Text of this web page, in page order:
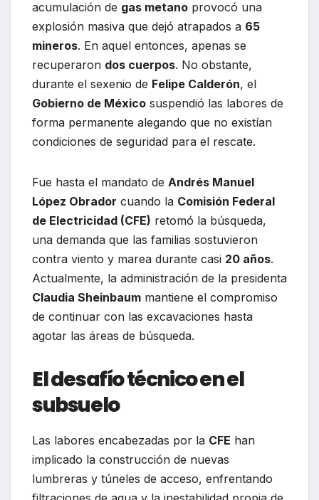
acumulación de gas metano provocó una
explosión masiva que dejó atrapados a 65
mineros. En aquel entonces, apenas se
recuperaron dos cuerpos. No obstante,
durante el sexenio de Felipe Calderón, el
Gobierno de México suspendió las labores de
forma permanente alegando que no existían
condiciones de seguridad para el rescate.
Fue hasta el mandato de Andrés Manuel
López Obrador cuando la Comisión Federal
de Electricidad (CFE) retomó la búsqueda,
una demanda que las familias sostuvieron
contra viento y marea durante casi 20 años.
Actualmente, la administración de la presidenta
Claudia Sheinbaum mantiene el compromiso
de continuar con las excavaciones hasta
agotar las áreas de búsqueda.
El desafío técnico en el
subsuelo
Las labores encabezadas por la CFE han
implicado la construcción de nuevas
lumbreras y túneles de acceso, enfrentando